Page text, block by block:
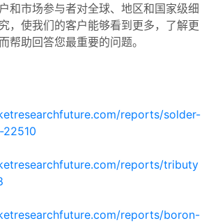
和市场参与者对全球、地区和国家级细
，使我们的客户能够看到更多，了解更
帮助回答您最重要的问题。
reports/solder-
reports/tributy
reports/boron-